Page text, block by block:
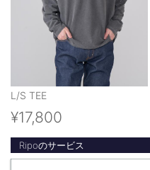
L/S TEE
¥17,800
Ripoのサービス